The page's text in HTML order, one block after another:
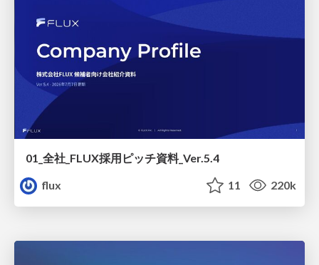
01_全社_FLUX採用ピッチ資料_Ver.5.4
flux
11 220k